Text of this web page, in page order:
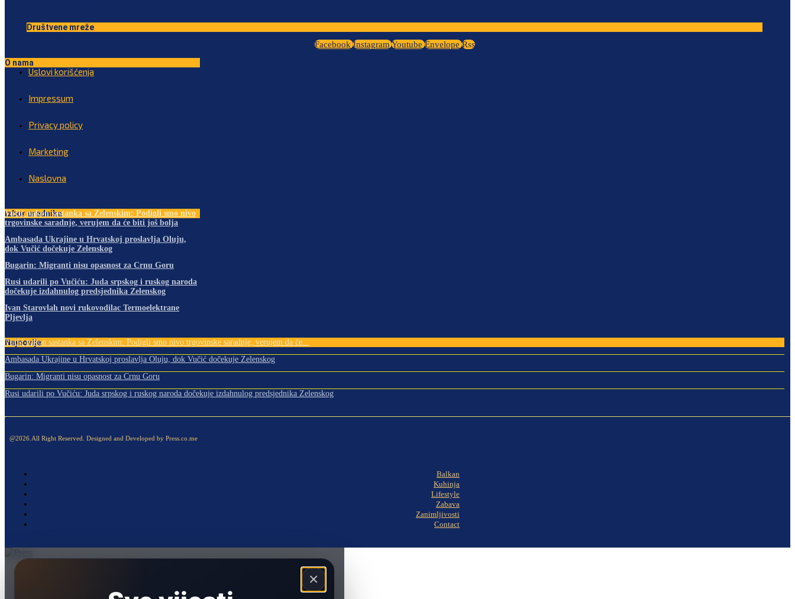
Društvene mreže
Facebook Instagram Youtube Envelope Rss
O nama
Uslovi korišćenja
Impressum
Privacy policy
Marketing
Naslovna
Izbor urednika
Vučić nakon sastanka sa Zelenskim: Podigli smo nivo
trgovinske saradnje, verujem da će biti još bolja
Ambasada Ukrajine u Hrvatskoj proslavlja Oluju,
dok Vučić dočekuje Zelenskog
Bugarin: Migranti nisu opasnost za Crnu Goru
Rusi udarili po Vučiću: Juda srpskog i ruskog naroda
dočekuje izdahnulog predsjednika Zelenskog
Ivan Starovlah novi rukovodilac Termoelektrane
Pljevlja
Najnovije
Vučić nakon sastanka sa Zelenskim: Podigli smo nivo trgovinske saradnje, verujem da će...
Ambasada Ukrajine u Hrvatskoj proslavlja Oluju, dok Vučić dočekuje Zelenskog
Bugarin: Migranti nisu opasnost za Crnu Goru
Rusi udarili po Vučiću: Juda srpskog i ruskog naroda dočekuje izdahnulog predsjednika Zelenskog
@2026.All Right Reserved. Designed and Developed by Press.co.me
Balkan
Kuhinja
Lifestyle
Zabava
Zanimljivosti
Contact
×